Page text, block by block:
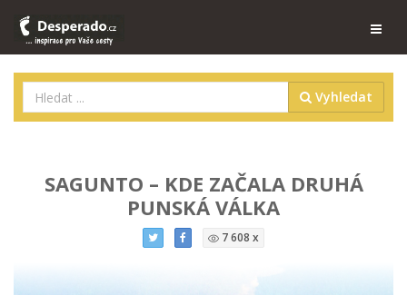
Vyhledat
SAGUNTO – KDE ZAČALA DRUHÁ
PUNSKÁ VÁLKA
7 608 x